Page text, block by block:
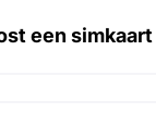
een